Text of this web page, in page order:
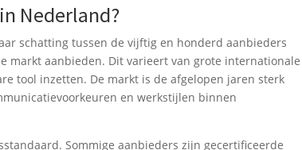
Nederland?
schatting tussen de vijftig en honderd aanbieders
markt aanbieden. Dit varieert van grote internationale
tool inzetten. De markt is de afgelopen jaren sterk
en werkstijlen binnen
Sommige aanbieders zijn gecertificeerde